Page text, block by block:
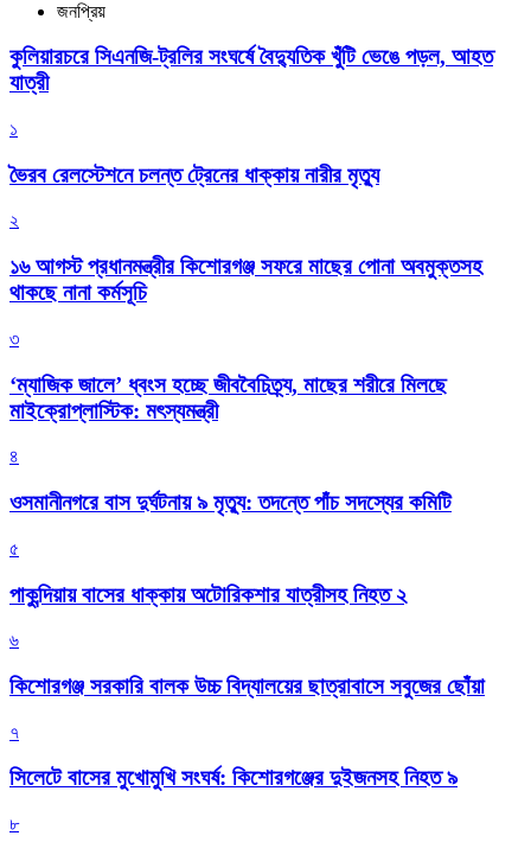
জনপ্রিয়
কুলিয়ারচরে সিএনজি-ট্রলির সংঘর্ষে বৈদ্যুতিক খুঁটি ভেঙে পড়ল, আহত
যাত্রী
১
ভৈরব রেলস্টেশনে চলন্ত ট্রেনের ধাক্কায় নারীর মৃত্যু
২
১৬ আগস্ট প্রধানমন্ত্রীর কিশোরগঞ্জ সফরে মাছের পোনা অবমুক্তসহ
থাকছে নানা কর্মসূচি
৩
‘ম্যাজিক জালে’ ধ্বংস হচ্ছে জীববৈচিত্র্য, মাছের শরীরে মিলছে
মাইক্রোপ্লাস্টিক: মৎস্যমন্ত্রী
৪
ওসমানীনগরে বাস দুর্ঘটনায় ৯ মৃত্যু: তদন্তে পাঁচ সদস্যের কমিটি
৫
পাকুন্দিয়ায় বাসের ধাক্কায় অটোরিকশার যাত্রীসহ নিহত ২
৬
কিশোরগঞ্জ সরকারি বালক উচ্চ বিদ্যালয়ের ছাত্রাবাসে সবুজের ছোঁয়া
৭
সিলেটে বাসের মুখোমুখি সংঘর্ষ: কিশোরগঞ্জের দুইজনসহ নিহত ৯
৮